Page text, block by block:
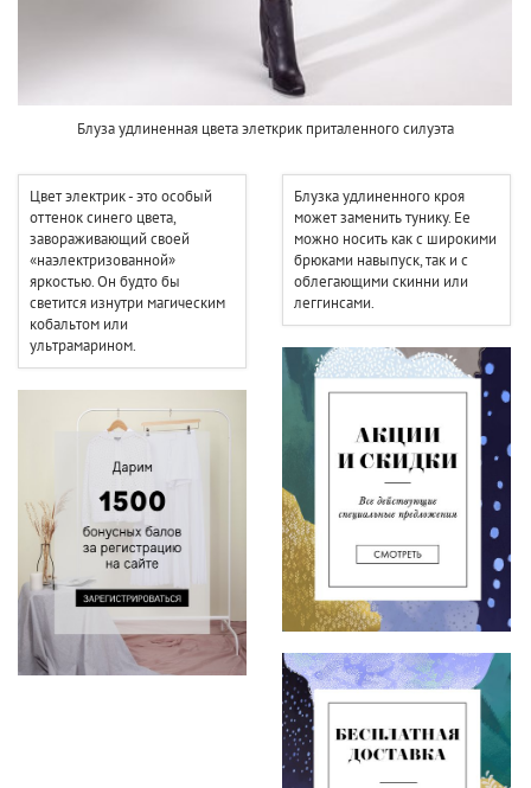
Блуза удлиненная цвета элеткрик приталенного силуэта
Цвет электрик - это особый
оттенок синего цвета,
завораживающий своей
«наэлектризованной»
яркостью. Он будто бы
светится изнутри магическим
кобальтом или
ультрамарином.
Блузка удлиненного кроя
может заменить тунику. Ее
можно носить как с широкими
брюками навыпуск, так и с
облегающими скинни или
леггинсами.